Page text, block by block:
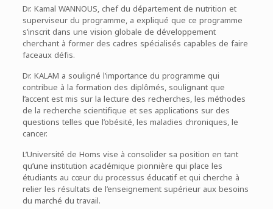
Dr. Kamal WANNOUS, chef du département de nutrition et
superviseur du programme, a expliqué que ce programme
s’inscrit dans une vision globale de développement
cherchant à former des cadres spécialisés capables de faire
faceaux défis.
Dr. KALAM a souligné l’importance du programme qui
contribue à la formation des diplômés, soulignant que
l’accent est mis sur la lecture des recherches, les méthodes
de la recherche scientifique et ses applications sur des
questions telles que l’obésité, les maladies chroniques, le
cancer.
L’Université de Homs vise à consolider sa position en tant
qu’une institution académique pionnière qui place les
étudiants au cœur du processus éducatif et qui cherche à
relier les résultats de l’enseignement supérieur aux besoins
du marché du travail.